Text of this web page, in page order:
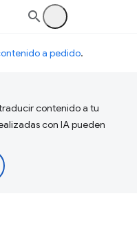
a pedido.
contenido a tu
con IA pueden